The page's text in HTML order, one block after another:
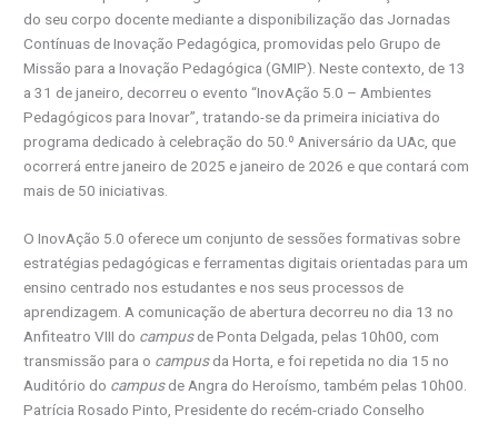
do seu corpo docente mediante a disponibilização das Jornadas
Contínuas de Inovação Pedagógica, promovidas pelo Grupo de
Missão para a Inovação Pedagógica (GMIP). Neste contexto, de 13
a 31 de janeiro, decorreu o evento “InovAção 5.0 – Ambientes
Pedagógicos para Inovar”, tratando-se da primeira iniciativa do
programa dedicado à celebração do 50.º Aniversário da UAc, que
ocorrerá entre janeiro de 2025 e janeiro de 2026 e que contará com
mais de 50 iniciativas.
O InovAção 5.0 oferece um conjunto de sessões formativas sobre
estratégias pedagógicas e ferramentas digitais orientadas para um
ensino centrado nos estudantes e nos seus processos de
aprendizagem. A comunicação de abertura decorreu no dia 13 no
Anfiteatro VIII do campusde Ponta Delgada, pelas 10h00, com
transmissão para o campusda Horta, e foi repetida no dia 15 no
Auditório do campusde Angra do Heroísmo, também pelas 10h00.
Patrícia Rosado Pinto, Presidente do recém-criado Conselho